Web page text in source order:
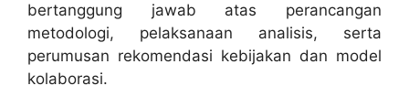
bertanggung jawab atas perancangan
metodologi, pelaksanaan analisis, serta
perumusan rekomendasi kebijakan dan model
kolaborasi.